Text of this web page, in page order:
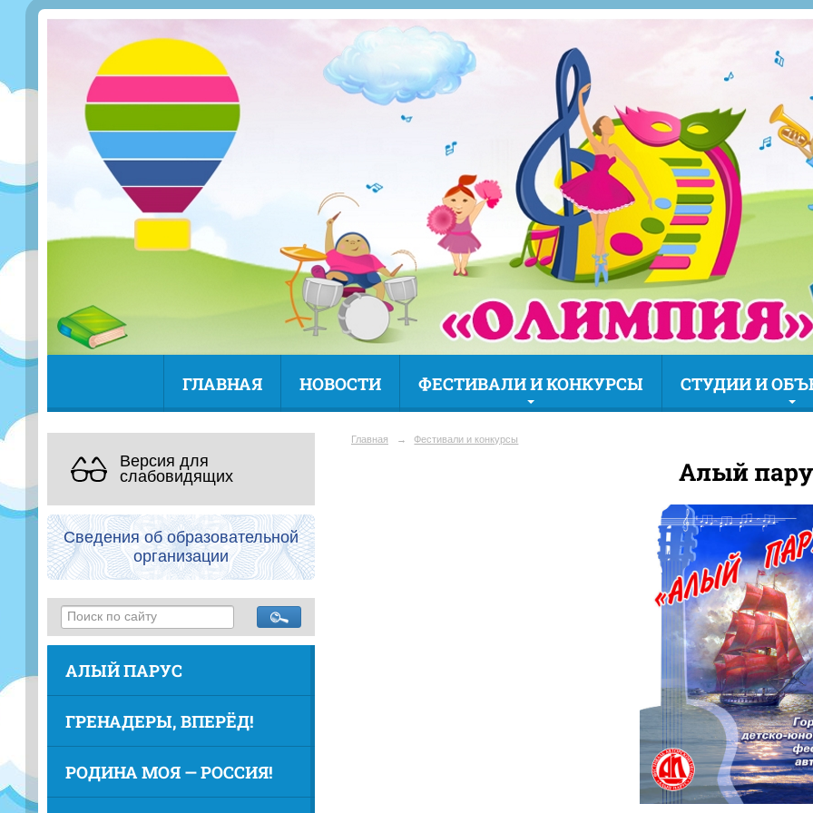
ГЛАВНАЯ НОВОСТИ ФЕСТИВАЛИ И КОНКУРСЫ СТУДИИ И
Версия для
слабовидящих
Сведения об образовательной
организации
АЛЫЙ ПАРУС
ГРЕНАДЕРЫ, ВПЕРЁД!
РОДИНА МОЯ — РОССИЯ!
Главная → Фестивали и конкурсы
Алый